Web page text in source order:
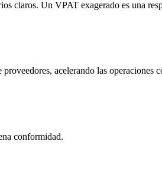
claros. Un VPAT exagerado es una
acelerando las operaciones
conformidad.